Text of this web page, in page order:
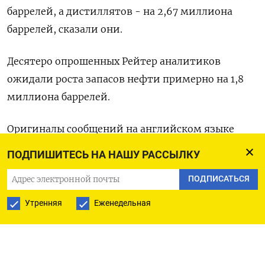
ПОДПИШИТЕСЬ НА НАШУ РАССЫЛКУ
ПОДПИСАТЬСЯ
Утренняя Еженедельная
баррелей, а дистиллятов - на 2,67 миллиона
баррелей, сказали они.
Десятеро опрошенных Рейтер аналитиков
ожидали роста запасов нефти примерно на 1,8
миллиона баррелей.
Оригиналы сообщений на английском языке
Хьюстоне, Бриджеш Патель в Бангалоре)